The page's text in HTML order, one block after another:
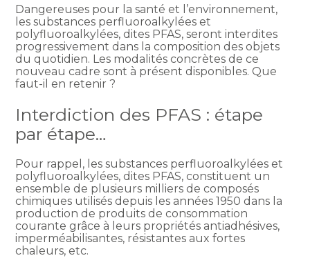
Dangereuses pour la santé et l’environnement,
les substances perfluoroalkylées et
polyfluoroalkylées, dites PFAS, seront interdites
progressivement dans la composition des objets
du quotidien. Les modalités concrètes de ce
nouveau cadre sont à présent disponibles. Que
faut-il en retenir ?
Interdiction des PFAS : étape
par étape…
Pour rappel, les substances perfluoroalkylées et
polyfluoroalkylées, dites PFAS, constituent un
ensemble de plusieurs milliers de composés
chimiques utilisés depuis les années 1950 dans la
production de produits de consommation
courante grâce à leurs propriétés antiadhésives,
imperméabilisantes, résistantes aux fortes
chaleurs, etc.